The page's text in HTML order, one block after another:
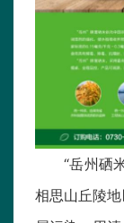
“岳州硒
相思山丘陵